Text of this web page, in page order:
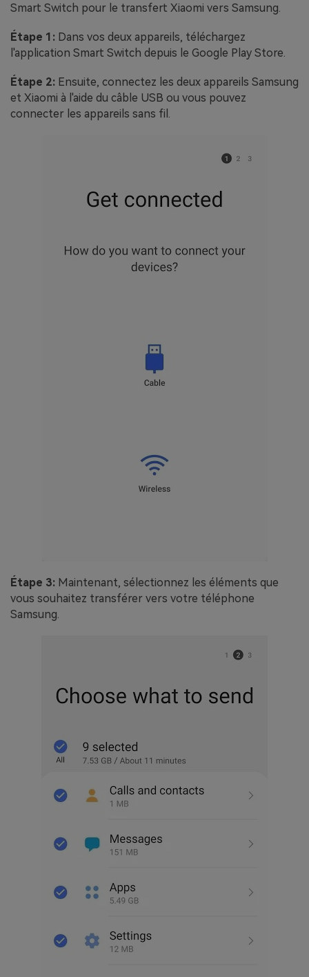
Smart Switch pour le transfert Xiaomi vers Samsung.
Étape 1: Dans vos deux appareils, téléchargez
l'application Smart Switch depuis le Google Play Store.
Étape 2: Ensuite, connectez les deux appareils Samsung
et Xiaomi à l'aide du câble USB ou vous pouvez
connecter les appareils sans fil.
Étape 3: Maintenant, sélectionnez les éléments que
vous souhaitez transférer vers votre téléphone
Samsung.